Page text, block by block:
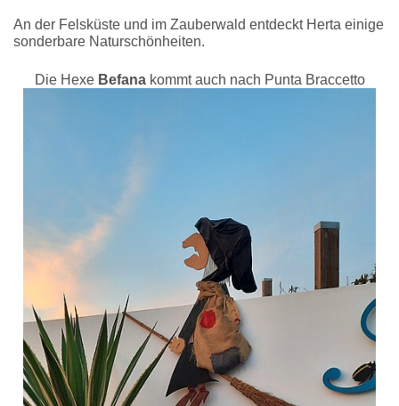
An der Felsküste und im Zauberwald entdeckt Herta einige
sonderbare Naturschönheiten.
Die Hexe Befana kommt auch nach Punta Braccetto